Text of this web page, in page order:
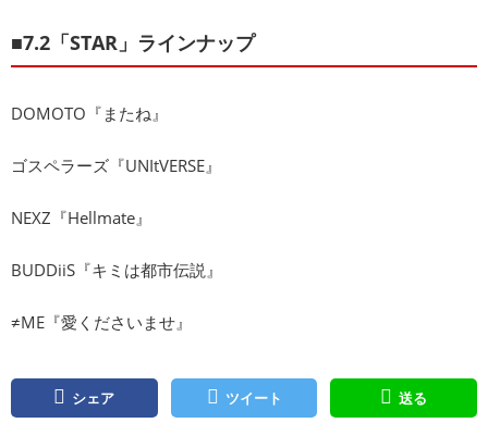
■7.2「STAR」ラインナップ
DOMOTO『またね』
ゴスペラーズ『UNItVERSE』
NEXZ『Hellmate』
BUDDiiS『キミは都市伝説』
≠ME『愛くださいませ』
シェア ツイート 送る